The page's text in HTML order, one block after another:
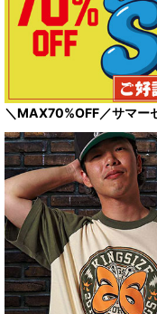
＼MAX70%OFF／サマー